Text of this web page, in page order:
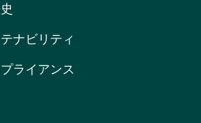
ナビリティ
ライアンス